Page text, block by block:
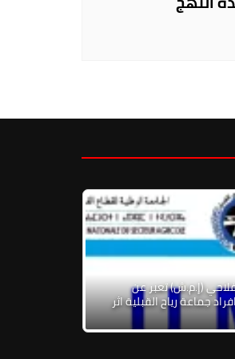
(إ.م.ش) تعبر عن
جماعة رياح القبلية اثر